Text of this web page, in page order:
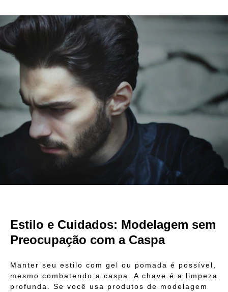
Estilo e Cuidados: Modelagem sem
Preocupação com a Caspa
Manter seu estilo com gel ou pomada é possível,
mesmo combatendo a caspa. A chave é a limpeza
profunda. Se você usa produtos de modelagem